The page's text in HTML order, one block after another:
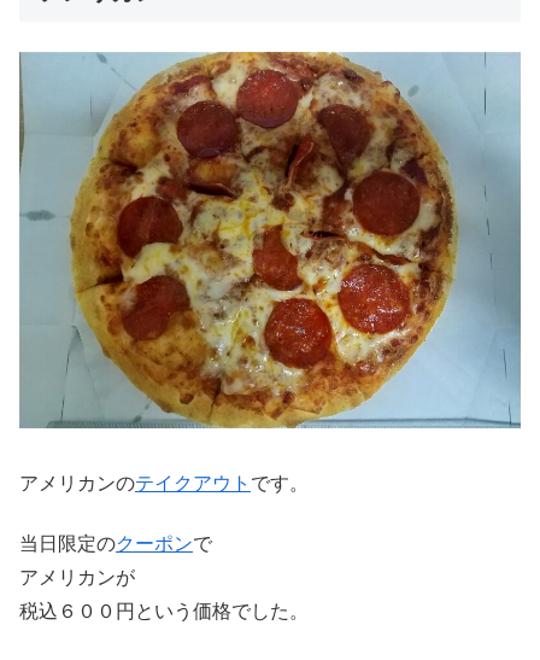
アメリカンのテイクアウト です。
当日限定のクーポンで
アメリカンが
税込６００円という価格でした。